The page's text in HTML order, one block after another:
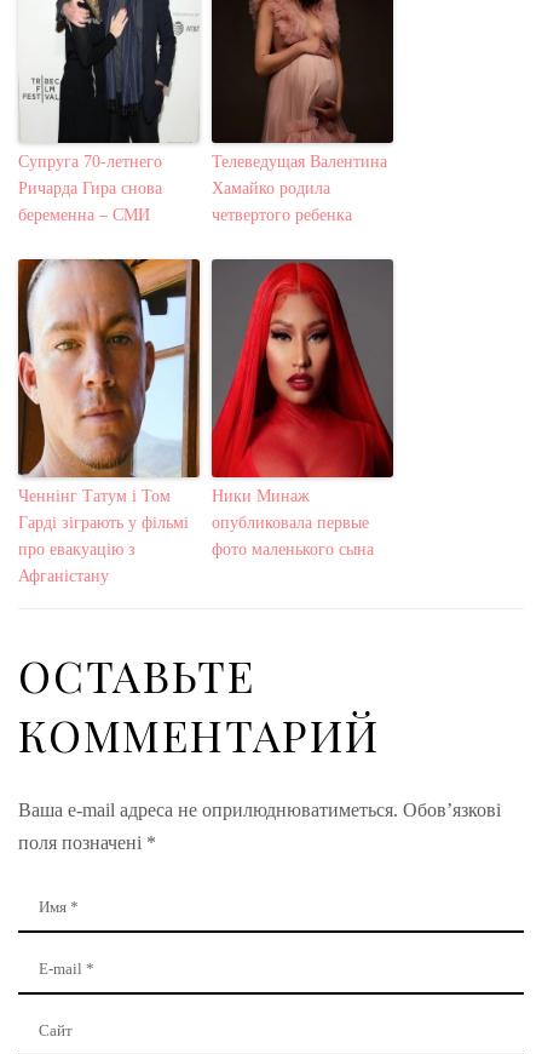
Супруга 70-летнего
Ричарда Гира снова
беременна – СМИ
Телеведущая Валентина
Хамайко родила
четвертого ребенка
Ченнінг Татум і Том
Гарді зіграють у фільмі
про евакуацію з
Афганістану
Ники Минаж
опубликовала первые
фото маленького сына
ОСТАВЬТЕ
КОММЕНТАРИЙ
Ваша e-mail адреса не оприлюднюватиметься. Обов’язкові
поля позначені *